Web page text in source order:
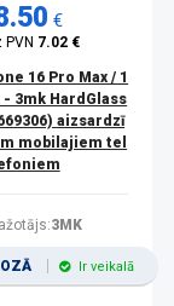
€
PVN 7.02 €
16 Pro Max / 1
- 3mk HardGlass
aizsardzī
mobilajiem tel
3MK
Ir veikalā